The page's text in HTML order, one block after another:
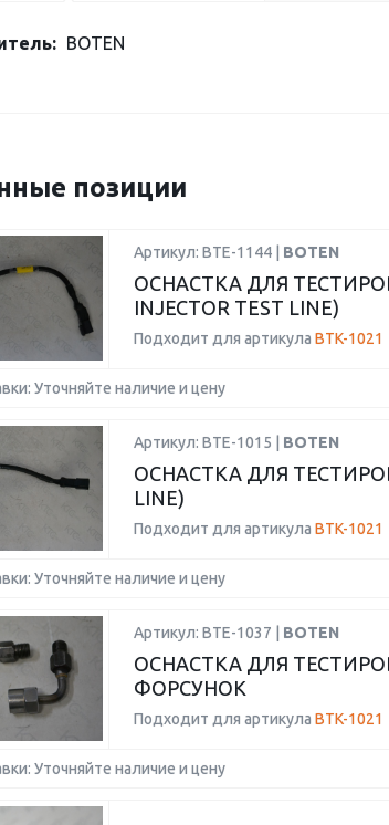
BOTEN
позиции
Артикул: BTE-1144 | BOTEN
ОСНАСТКА ДЛЯ
INJECTOR TEST LINE)
Подходит для артикула BTK-1021
Уточняйте наличие и цену
Артикул: BTE-1015 | BOTEN
ОСНАСТКА ДЛЯ
LINE)
Подходит для артикула BTK-1021
Уточняйте наличие и цену
Артикул: BTE-1037 | BOTEN
ОСНАСТКА ДЛЯ
ФОРСУНОК
Подходит для артикула BTK-1021
Уточняйте наличие и цену